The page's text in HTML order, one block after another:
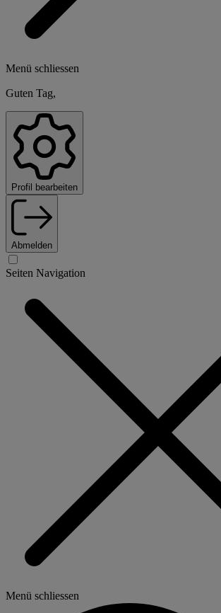
Menü schliessen
Guten Tag,
Profil bearbeiten
Abmelden
Seiten Navigation
Menü schliessen